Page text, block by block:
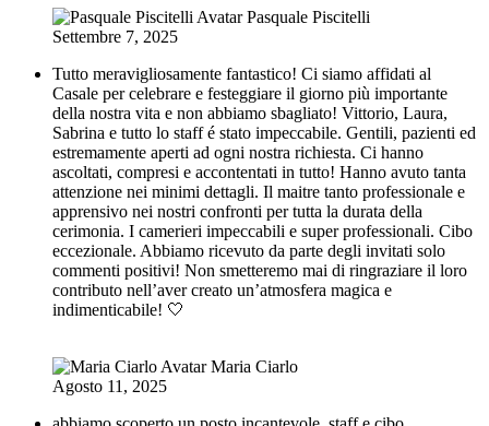
Pasquale Piscitelli
Settembre 7, 2025
Tutto meravigliosamente fantastico! Ci siamo affidati al
Casale per celebrare e festeggiare il giorno più importante
della nostra vita e non abbiamo sbagliato! Vittorio, Laura,
Sabrina e tutto lo staff é stato impeccabile. Gentili, pazienti ed
estremamente aperti ad ogni nostra richiesta. Ci hanno
ascoltati, compresi e accontentati in tutto! Hanno avuto tanta
attenzione nei minimi dettagli. Il maitre tanto professionale e
apprensivo nei nostri confronti per tutta la durata della
cerimonia. I camerieri impeccabili e super professionali. Cibo
eccezionale. Abbiamo ricevuto da parte degli invitati solo
commenti positivi! Non smetteremo mai di ringraziare il loro
contributo nell’aver creato un’atmosfera magica e
indimenticabile! 🤍
Maria Ciarlo
Agosto 11, 2025